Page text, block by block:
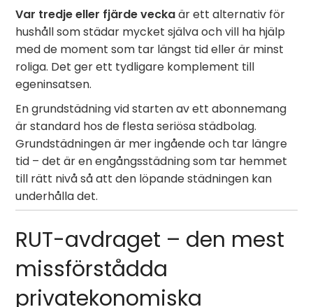
Var tredje eller fjärde veckaär ett alternativ för
hushåll som städar mycket själva och vill ha hjälp
med de moment som tar längst tid eller är minst
roliga. Det ger ett tydligare komplement till
egeninsatsen.
En grundstädning vid starten av ett abonnemang
är standard hos de flesta seriösa städbolag.
Grundstädningen är mer ingående och tar längre
tid – det är en engångsstädning som tar hemmet
till rätt nivå så att den löpande städningen kan
underhålla det.
RUT-avdraget – den mest
missförstådda
privatekonomiska